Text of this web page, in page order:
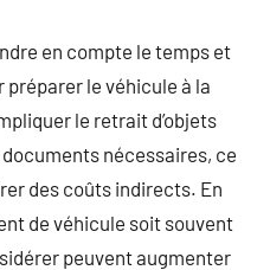
en compte le temps et
le véhicule à la
le retrait d’objets
nécessaires, ce
des coûts indirects. En
de véhicule soit souvent
peuvent augmenter